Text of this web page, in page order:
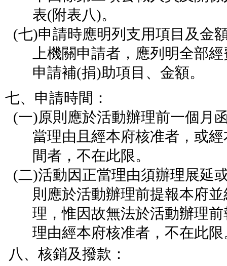
表(附表八)。
(七)申請時應明列支用項目及金
上機關申請者，應列明全部
申請補(捐)助項目、金額。
七、申請時間：
(一)原則應於活動辦理前一個月
當理由且經本府核准者，或
間者，不在此限。
(二)活動因正當理由須辦理展延
則應於活動辦理前提報本府
理，惟因故無法於活動辦理
理由經本府核准者，不在此限
八、核銷及撥款：